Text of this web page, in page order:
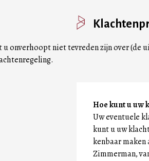
u onverhoopt niet tevreden zijn over (de
Hoe kunt u uw
Uw eventuele
kunt u uw
kenbaar maken
Zimmerman,